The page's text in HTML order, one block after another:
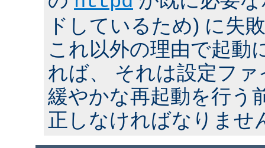
ドしているため) に失
これ以外の理由で起動
れば、 それは設定フ
緩やかな再起動を行う
正しなければなりませ